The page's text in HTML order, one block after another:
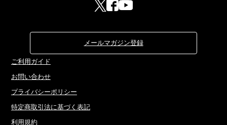
メールマガジン登録
ご利用ガイド
お問い合わせ
プライバシーポリシー
特定商取引法に基づく表記
利用規約